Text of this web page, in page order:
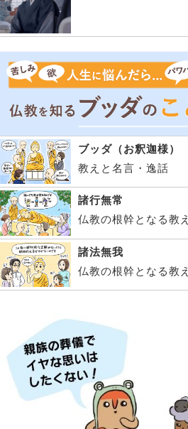
ブッダ（お釈迦様）
教えと名言・逸話
諸行無常
仏教の根幹となる教え
諸法無我
仏教の根幹となる教え